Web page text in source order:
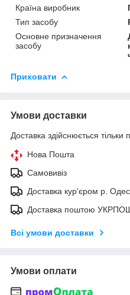
Країна виробник
Тип засобу
Основне призначення
засобу
Приховати
Умови доставки
Доставка здійснюється тільки
Нова Пошта
Самовивіз
Доставка кур'єром р.
Доставка поштою
Всі умови доставки
Умови оплати